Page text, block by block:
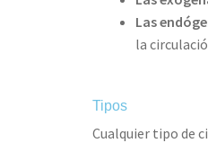
Las
la
Tipos
Cualquier tipo de